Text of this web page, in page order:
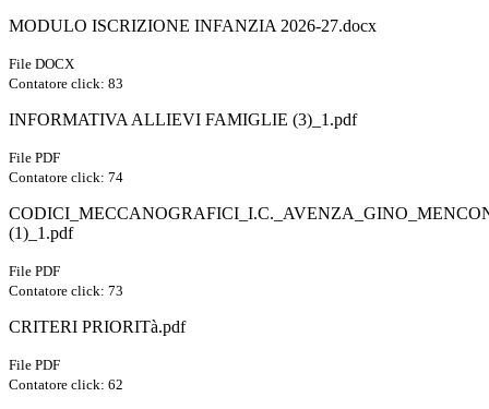
MODULO ISCRIZIONE INFANZIA 2026-27.docx
File DOCX
Contatore click: 83
INFORMATIVA ALLIEVI FAMIGLIE (3)_1.pdf
File PDF
Contatore click: 74
(1)_1.pdf
File PDF
Contatore click: 73
CRITERI PRIORITà.pdf
File PDF
Contatore click: 62